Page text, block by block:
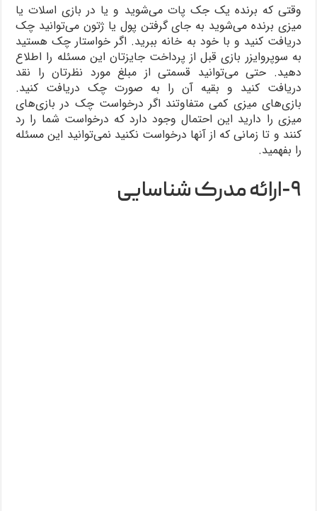
وقتی که برنده یک جک پات می‌شوید و یا در بازی اسلات یا
میزی برنده می‌شوید به جای گرفتن پول یا ژتون می‌توانید چک
دریافت کنید و با خود به خانه ببرید. اگر خواستار چک هستید
به سوپروایزر بازی قبل از پرداخت جایزتان این مسئله را اطلاع
دهید. حتی می‌توانید قسمتی از مبلغ مورد نظرتان را نقد
دریافت کنید و بقیه آن را به صورت چک دریافت کنید.
بازی‌های میزی کمی متفاوتند اگر درخواست چک در بازی‌های
میزی را دارید این احتمال وجود دارد که درخواست شما را رد
کنند و تا زمانی که از آنها درخواست نکنید نمی‌توانید این مسئله
را بفهمید‌.
۹-ارائه مدرک شناسایی